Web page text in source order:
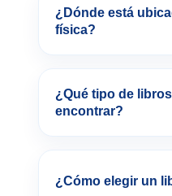
¿Dónde está
física?
¿Qué tipo de
encontrar?
¿Cómo elegir un